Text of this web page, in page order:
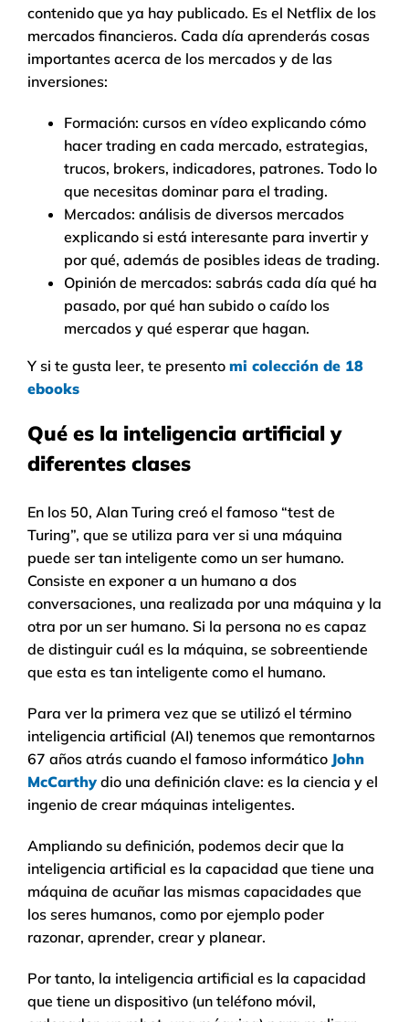
contenido que ya hay publicado. Es el Netflix de los
mercados financieros. Cada día aprenderás cosas
importantes acerca de los mercados y de las
inversiones:
Formación: cursos en vídeo explicando cómo
hacer trading en cada mercado, estrategias,
trucos, brokers, indicadores, patrones. Todo lo
que necesitas dominar para el trading.
Mercados: análisis de diversos mercados
explicando si está interesante para invertir y
por qué, además de posibles ideas de trading.
Opinión de mercados: sabrás cada día qué ha
pasado, por qué han subido o caído los
mercados y qué esperar que hagan.
Y si te gusta leer, te presento mi colección de 18
ebooks
Qué es la inteligencia artificial y
diferentes clases
En los 50, Alan Turing creó el famoso “test de
Turing”, que se utiliza para ver si una máquina
puede ser tan inteligente como un ser humano.
Consiste en exponer a un humano a dos
conversaciones, una realizada por una máquina y la
otra por un ser humano. Si la persona no es capaz
de distinguir cuál es la máquina, se sobreentiende
que esta es tan inteligente como el humano.
Para ver la primera vez que se utilizó el término
inteligencia artificial (AI) tenemos que remontarnos
67 años atrás cuando el famoso informático John
McCarthy dio una definición clave: es la ciencia y el
ingenio de crear máquinas inteligentes.
Ampliando su definición, podemos decir que la
inteligencia artificial es la capacidad que tiene una
máquina de acuñar las mismas capacidades que
los seres humanos, como por ejemplo poder
razonar, aprender, crear y planear.
Por tanto, la inteligencia artificial es la capacidad
que tiene un dispositivo (un teléfono móvil,